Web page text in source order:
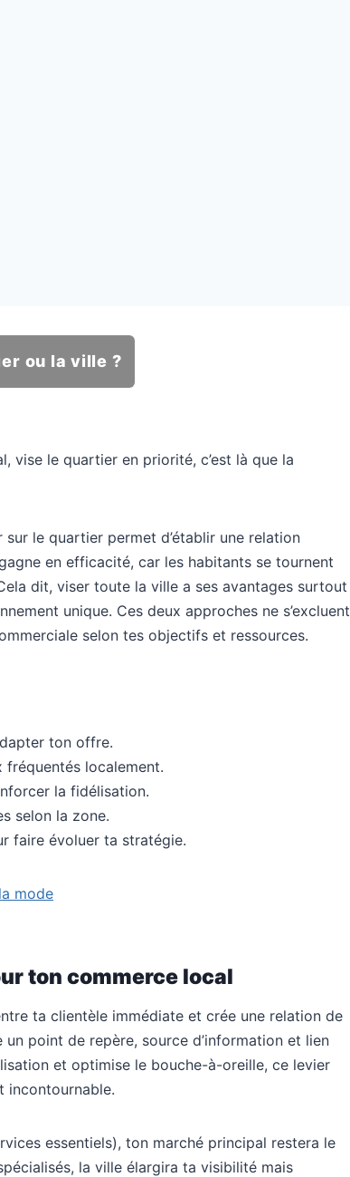
ou la ville ?
vise le quartier en priorité, c’est là que la
le quartier permet d’établir une relation
en efficacité, car les habitants se tournent
dit, viser toute la ville a ses avantages surtout
unique. Ces deux approches ne s’excluent
selon tes objectifs et ressources.
ton offre.
fréquentés localement.
la fidélisation.
selon la zone.
faire évoluer ta stratégie.
mode
ton commerce local
ta clientèle immédiate et crée une relation de
point de repère, source d’information et lien
et optimise le bouche-à-oreille, ce levier
incontournable.
essentiels), ton marché principal restera le
la ville élargira ta visibilité mais